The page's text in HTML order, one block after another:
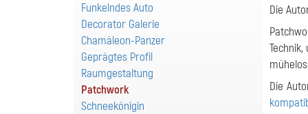
Funkelndes Auto
Decorator Galerie
Chamäleon-Panzer
Geprägtes Profil
Raumgestaltung
Patchwork
Schneekönigin
Die
Die